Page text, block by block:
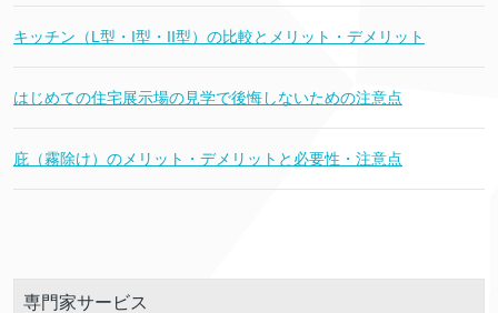
キッチン（L型・I型・II型）の比較とメリット・デメリット
はじめての住宅展示場の見学で後悔しないための注意点
庇（霧除け）のメリット・デメリットと必要性・注意点
専門家サービス